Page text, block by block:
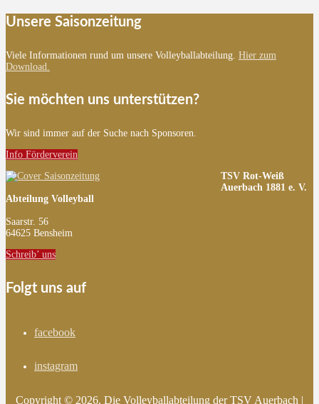
Unsere Saisonzeitung
Viele Informationen rund um unsere Volleyballabteilung. Hier zum
Download.
Sie möchten uns unterstützen?
Wir sind immer auf der Suche nach Sponsoren.
Info Förderverein
TSV Rot-Weiß
Auerbach 1881 e. V.
Abteilung Volleyball
Saarstr. 56
64625 Bensheim
Schreib’ uns
Folgt uns auf
facebook
instagram
Copyright © 2026. Die Volleyballabteilung der TSV Auerbach |